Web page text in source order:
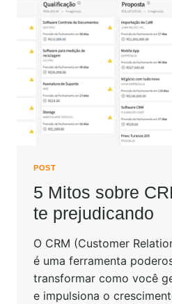
POST
5 Mitos sobre
te prejudicando
O CRM (Customer
é uma ferramenta
transformar como você
e impulsiona o